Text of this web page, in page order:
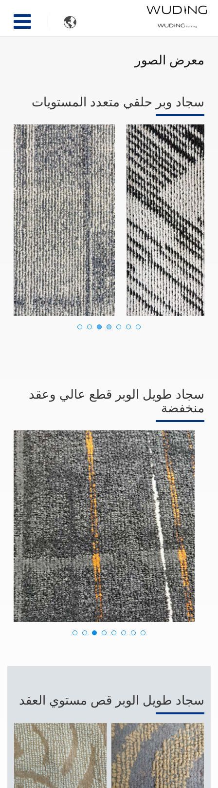

معرض الصور
سجاد وبر حلقي متعدد المستويات
سجاد طويل الوبر قطع عالي وعقد
منخفضة
سجاد طويل الوبر قص مستوي العقد